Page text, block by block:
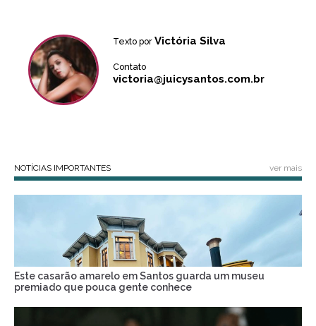
Texto por Victória Silva
Contato
victoria@juicysantos.com.br
NOTÍCIAS IMPORTANTES ver mais
Este casarão amarelo em Santos guarda um museu
premiado que pouca gente conhece